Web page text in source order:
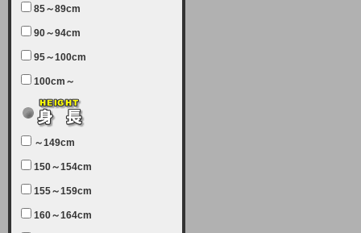
2025-06-11 (水)
【サーバーメンテナンス実施につい
7月5日（土曜日）午前7：00から午
テナンスを実施します。ユーザー様
にはご迷惑をおかけしますがご理解
いただけます様、宜しくお願い致し
【クレジットカード決済について
②】
85～89cm
90～94cm
95～100cm
100cm～
～149cm
150～154cm
155～159cm
160～164cm